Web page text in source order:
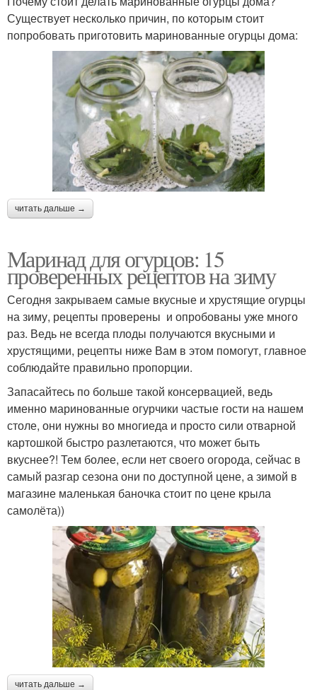
Существует несколько причин, по которым стоит
попробовать приготовить маринованные огурцы дома:
читать дальше →
Маринад для огурцов: 15
проверенных рецептов на зиму
Сегодня закрываем самые вкусные и хрустящие огурцы
на зиму, рецепты проверены и опробованы уже много
раз. Ведь не всегда плоды получаются вкусными и
хрустящими, рецепты ниже Вам в этом помогут, главное
соблюдайте правильно пропорции.
Запасайтесь по больше такой консервацией, ведь
именно маринованные огурчики частые гости на нашем
столе, они нужны во многиеда и просто сили отварной
картошкой быстро разлетаются, что может быть
вкуснее?! Тем более, если нет своего огорода, сейчас в
самый разгар сезона они по доступной цене, а зимой в
магазине маленькая баночка стоит по цене крыла
самолёта))
читать дальше →